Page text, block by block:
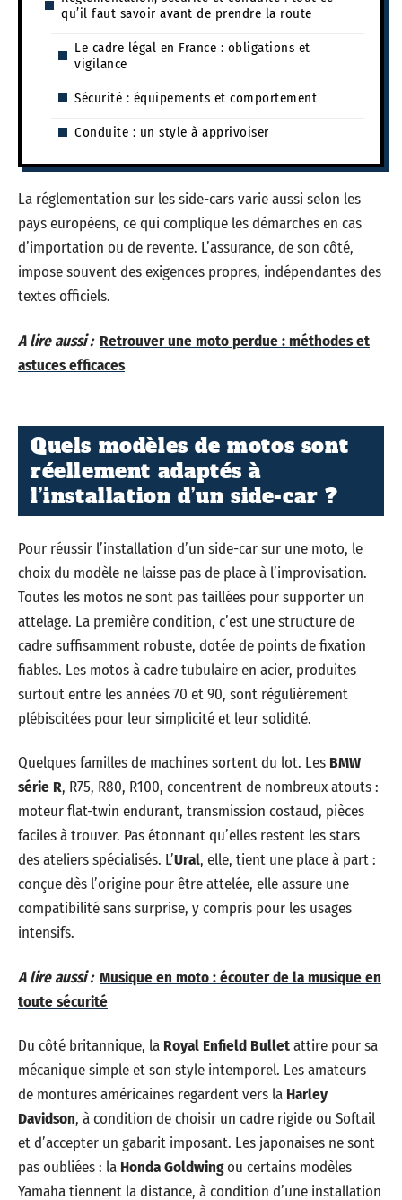
qu’il faut savoir avant de prendre la route
Le cadre légal en France : obligations et
vigilance
Sécurité : équipements et comportement
Conduite : un style à apprivoiser
La réglementation sur les side-cars varie aussi selon les
pays européens, ce qui complique les démarches en cas
d’importation ou de revente. L’assurance, de son côté,
impose souvent des exigences propres, indépendantes des
textes officiels.
A lire aussi : Retrouver une moto perdue : méthodes et
astuces efficaces
Quels modèles de motos sont
réellement adaptés à
l’installation d’un side-car ?
Pour réussir l’installation d’un side-car sur une moto, le
choix du modèle ne laisse pas de place à l’improvisation.
Toutes les motos ne sont pas taillées pour supporter un
attelage. La première condition, c’est une structure de
cadre suffisamment robuste, dotée de points de fixation
fiables. Les motos à cadre tubulaire en acier, produites
surtout entre les années 70 et 90, sont régulièrement
plébiscitées pour leur simplicité et leur solidité.
Quelques familles de machines sortent du lot. Les BMW
série R, R75, R80, R100, concentrent de nombreux atouts :
moteur flat-twin endurant, transmission costaud, pièces
faciles à trouver. Pas étonnant qu’elles restent les stars
des ateliers spécialisés. L’Ural, elle, tient une place à part :
conçue dès l’origine pour être attelée, elle assure une
compatibilité sans surprise, y compris pour les usages
intensifs.
A lire aussi : Musique en moto : écouter de la musique en
toute sécurité
Du côté britannique, la Royal Enfield Bulletattire pour sa
mécanique simple et son style intemporel. Les amateurs
de montures américaines regardent vers la Harley
Davidson, à condition de choisir un cadre rigide ou Softail
et d’accepter un gabarit imposant. Les japonaises ne sont
pas oubliées : la Honda Goldwingou certains modèles
Yamaha tiennent la distance, à condition d’une installation